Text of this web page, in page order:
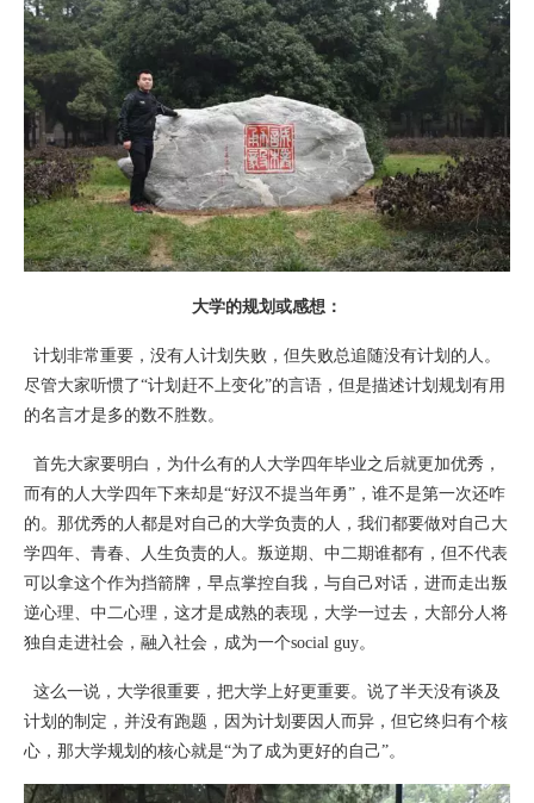
大学的规划或感想：
计划非常重要，没有人计划失败，但失败总追随没有计划的人。
尽管大家听惯了“计划赶不上变化”的言语，但是描述计划规划有用
的名言才是多的数不胜数。
首先大家要明白，为什么有的人大学四年毕业之后就更加优秀，
而有的人大学四年下来却是“好汉不提当年勇”，谁不是第一次还咋
的。那优秀的人都是对自己的大学负责的人，我们都要做对自己大
学四年、青春、人生负责的人。叛逆期、中二期谁都有，但不代表
可以拿这个作为挡箭牌，早点掌控自我，与自己对话，进而走出叛
逆心理、中二心理，这才是成熟的表现，大学一过去，大部分人将
独自走进社会，融入社会，成为一个social guy。
这么一说，大学很重要，把大学上好更重要。说了半天没有谈及
计划的制定，并没有跑题，因为计划要因人而异，但它终归有个核
心，那大学规划的核心就是“为了成为更好的自己”。